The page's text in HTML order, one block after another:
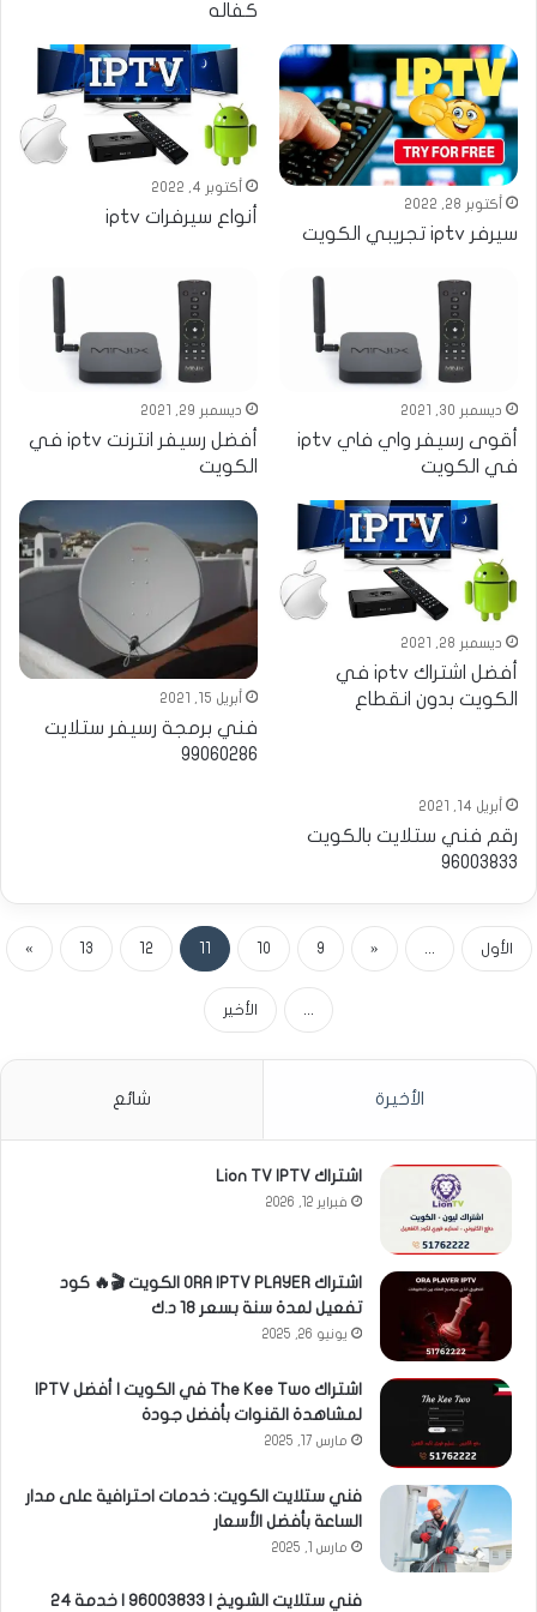
كفاله
أكتوبر 28, 2022
سيرفر iptv تجريبي الكويت
أكتوبر 4, 2022
أنواع سيرفرات iptv
ديسمبر 30, 2021
أقوى رسيفر واي فاي iptv
في الكويت
ديسمبر 29, 2021
أفضل رسيفر انترنت iptv في
الكويت
ديسمبر 28, 2021
أفضل اشتراك iptv في
الكويت بدون انقطاع
أبريل 15, 2021
فني برمجة رسيفر ستلايت
99060286
أبريل 14, 2021
رقم فني ستلايت بالكويت
96003833
الأول «
9
10
11
12
13
»
الأخير
الأخيرة شائع
اشتراك Lion TV IPTV
فبراير 12, 2026
اشتراك ORA IPTV PLAYER الكويت 🎬🔥 كود
تفعيل لمدة سنة بسعر 18 د.ك
يونيو 26, 2025
اشتراك The Kee Two في الكويت | أفضل IPTV
لمشاهدة القنوات بأفضل جودة
مارس 17, 2025
فني ستلايت الكويت: خدمات احترافية على مدار
الساعة بأفضل الأسعار
مارس 1, 2025
فني ستلايت الشويخ | 96003833 | خدمة 24